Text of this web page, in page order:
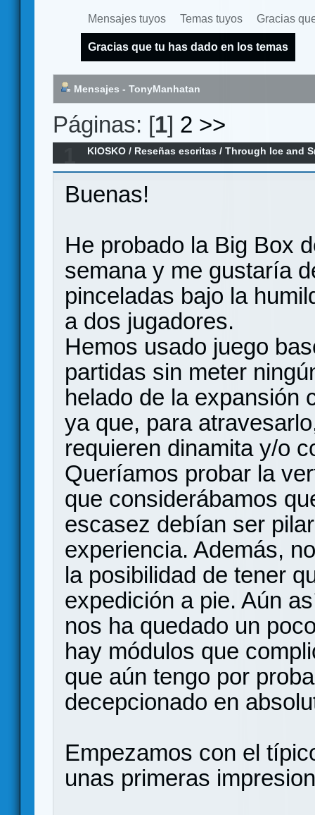
Mensajes tuyos Temas tuyos Gracias
Gracias que tu has dado en los temas
Mensajes - TonyManhatan
Páginas: [1] 2 >>
KIOSKO / Reseñas escritas /Through Ice and
Buenas!
He probado la Big Box
semana y me gustaría
pinceladas bajo la
a dos jugadores.
Hemos usado juego
partidas sin meter
helado de la expansión
ya que, para
requieren dinamita y/o
Queríamos probar la
que considerábamos
escasez debían ser
experiencia. Además,
la posibilidad de tener
expedición a pie. Aún
nos ha quedado un
hay módulos que
que aún tengo por
decepcionado en
Empezamos con el
unas primeras